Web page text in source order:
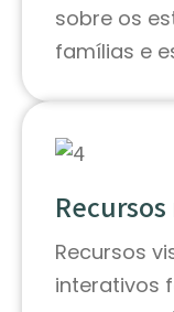
sobre os
famílias e
Recursos
interativos